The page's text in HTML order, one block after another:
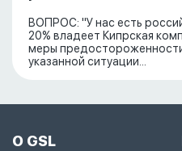
ВОПРОС: "У нас есть
20% владеет Кипрская
меры
указанной ситуации...
О GSL